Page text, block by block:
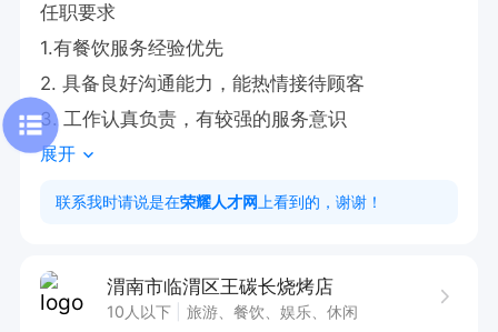
任职要求
1.有餐饮服务经验优先
2. 具备良好沟通能力，能热情接待顾客
3. 工作认真负责，有较强的服务意识
展开
联系我时请说是在荣耀人才网 上看到的，谢谢！
渭南市临渭区王碳长烧烤店
10人以下 旅游、餐饮、娱乐、休闲